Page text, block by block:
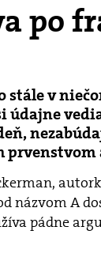
po
stále v
údajne
prvenstvom
názvom A
pádne